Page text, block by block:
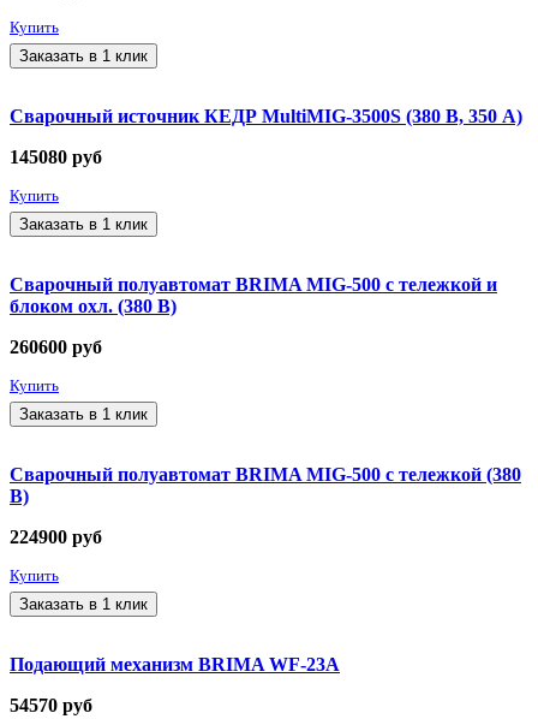
Купить
Заказать в 1 клик
Сварочный источник КЕДР MultiMIG-3500S (380 В, 350 А)
145080 руб
Купить
Заказать в 1 клик
Сварочный полуавтомат BRIMA MIG-500 с тележкой и
блоком охл. (380 В)
260600 руб
Купить
Заказать в 1 клик
Сварочный полуавтомат BRIMA MIG-500 с тележкой (380
В)
224900 руб
Купить
Заказать в 1 клик
Подающий механизм BRIMA WF-23А
54570 руб